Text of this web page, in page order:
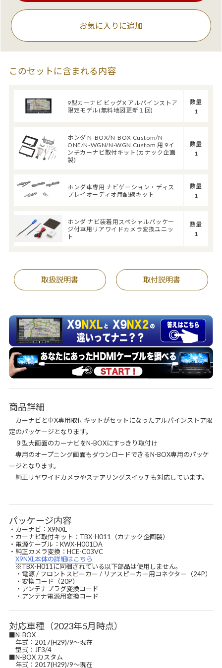
お気に入りに追加
このセットに含まれる内容
9型カーナビ ビッグX アルパインストア
限定モデル(無料地図更新１回)
数量
1
ホンダ N-BOX/N-BOX Custom/N-
ONE/N-WGN/N-WGN Custom 用 9イ
ンチカーナビ取付キット(カナック企画
製)
数量
1
ホンダ車専用 ナビゲーション・ディス
プレイオーディオ用配線キット
数量
1
ホンダ ナビ装着用スペシャルパッケー
ジ付車用リアワイドカメラ変換ユニッ
ト
数量
1
取扱説明書 取付説明書
商品詳細
カーナビと車X専用取付キットがセットになったアルパインストア限
定のパッケージとなります。
９型大画面のカーナビをN-BOXにすっきり取付け
専用のオープニング画面もダウンロードできるN-BOX専用のパッケ
ージとなります。
純正リヤワイドカメラやステアリングスイッチも対応しています。
パッケージ内容
・カーナビ：X9NXL
・カーナビ取付キット：TBX-H011（カナック企画製）
・電源ケーブル：KWX-H001DA
・純正カメラ変換：HCE-C03VC
X9NXL本体の詳細はこちら
※TBX-H011に同梱されている以下部品は使用しません。
・電源 / フロントスピーカー / リアスピーカー用コネクター（24P）
・変換コード（20P）
・アンテナプラグ変換コード
・アンテナ電源用変換コード
対応車種（2023年5月時点）
■N-BOX
年式：2017(H29)/9～現在
型式：JF3/4
■N-BOX カスタム
年式：2017(H29)/9～現在